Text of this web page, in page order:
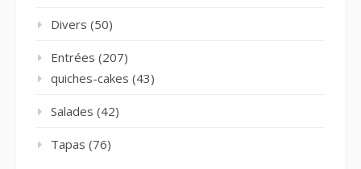
Divers (50)
Entrées (207)
quiches-cakes (43)
Salades (42)
Tapas (76)